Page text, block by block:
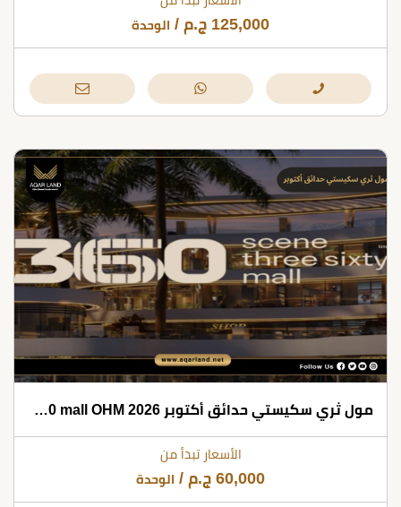
125,000 ج.م / الوحدة
مول ثري سكيستي حدائق أكتوبر 2026 scene 360 mall OHM
الأسعار تبدأ من
60,000 ج.م / الوحدة